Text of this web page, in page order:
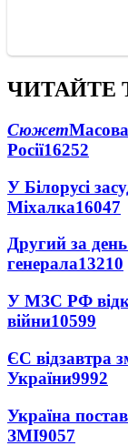
ЧИТАЙТЕ
Сюжет
Росії16252
У Білорусі
Міхалка16047
Другий за
генерала13210
У МЗС РФ
війни10599
ЄС відзавтра
України9992
Україна
ЗМІ9057